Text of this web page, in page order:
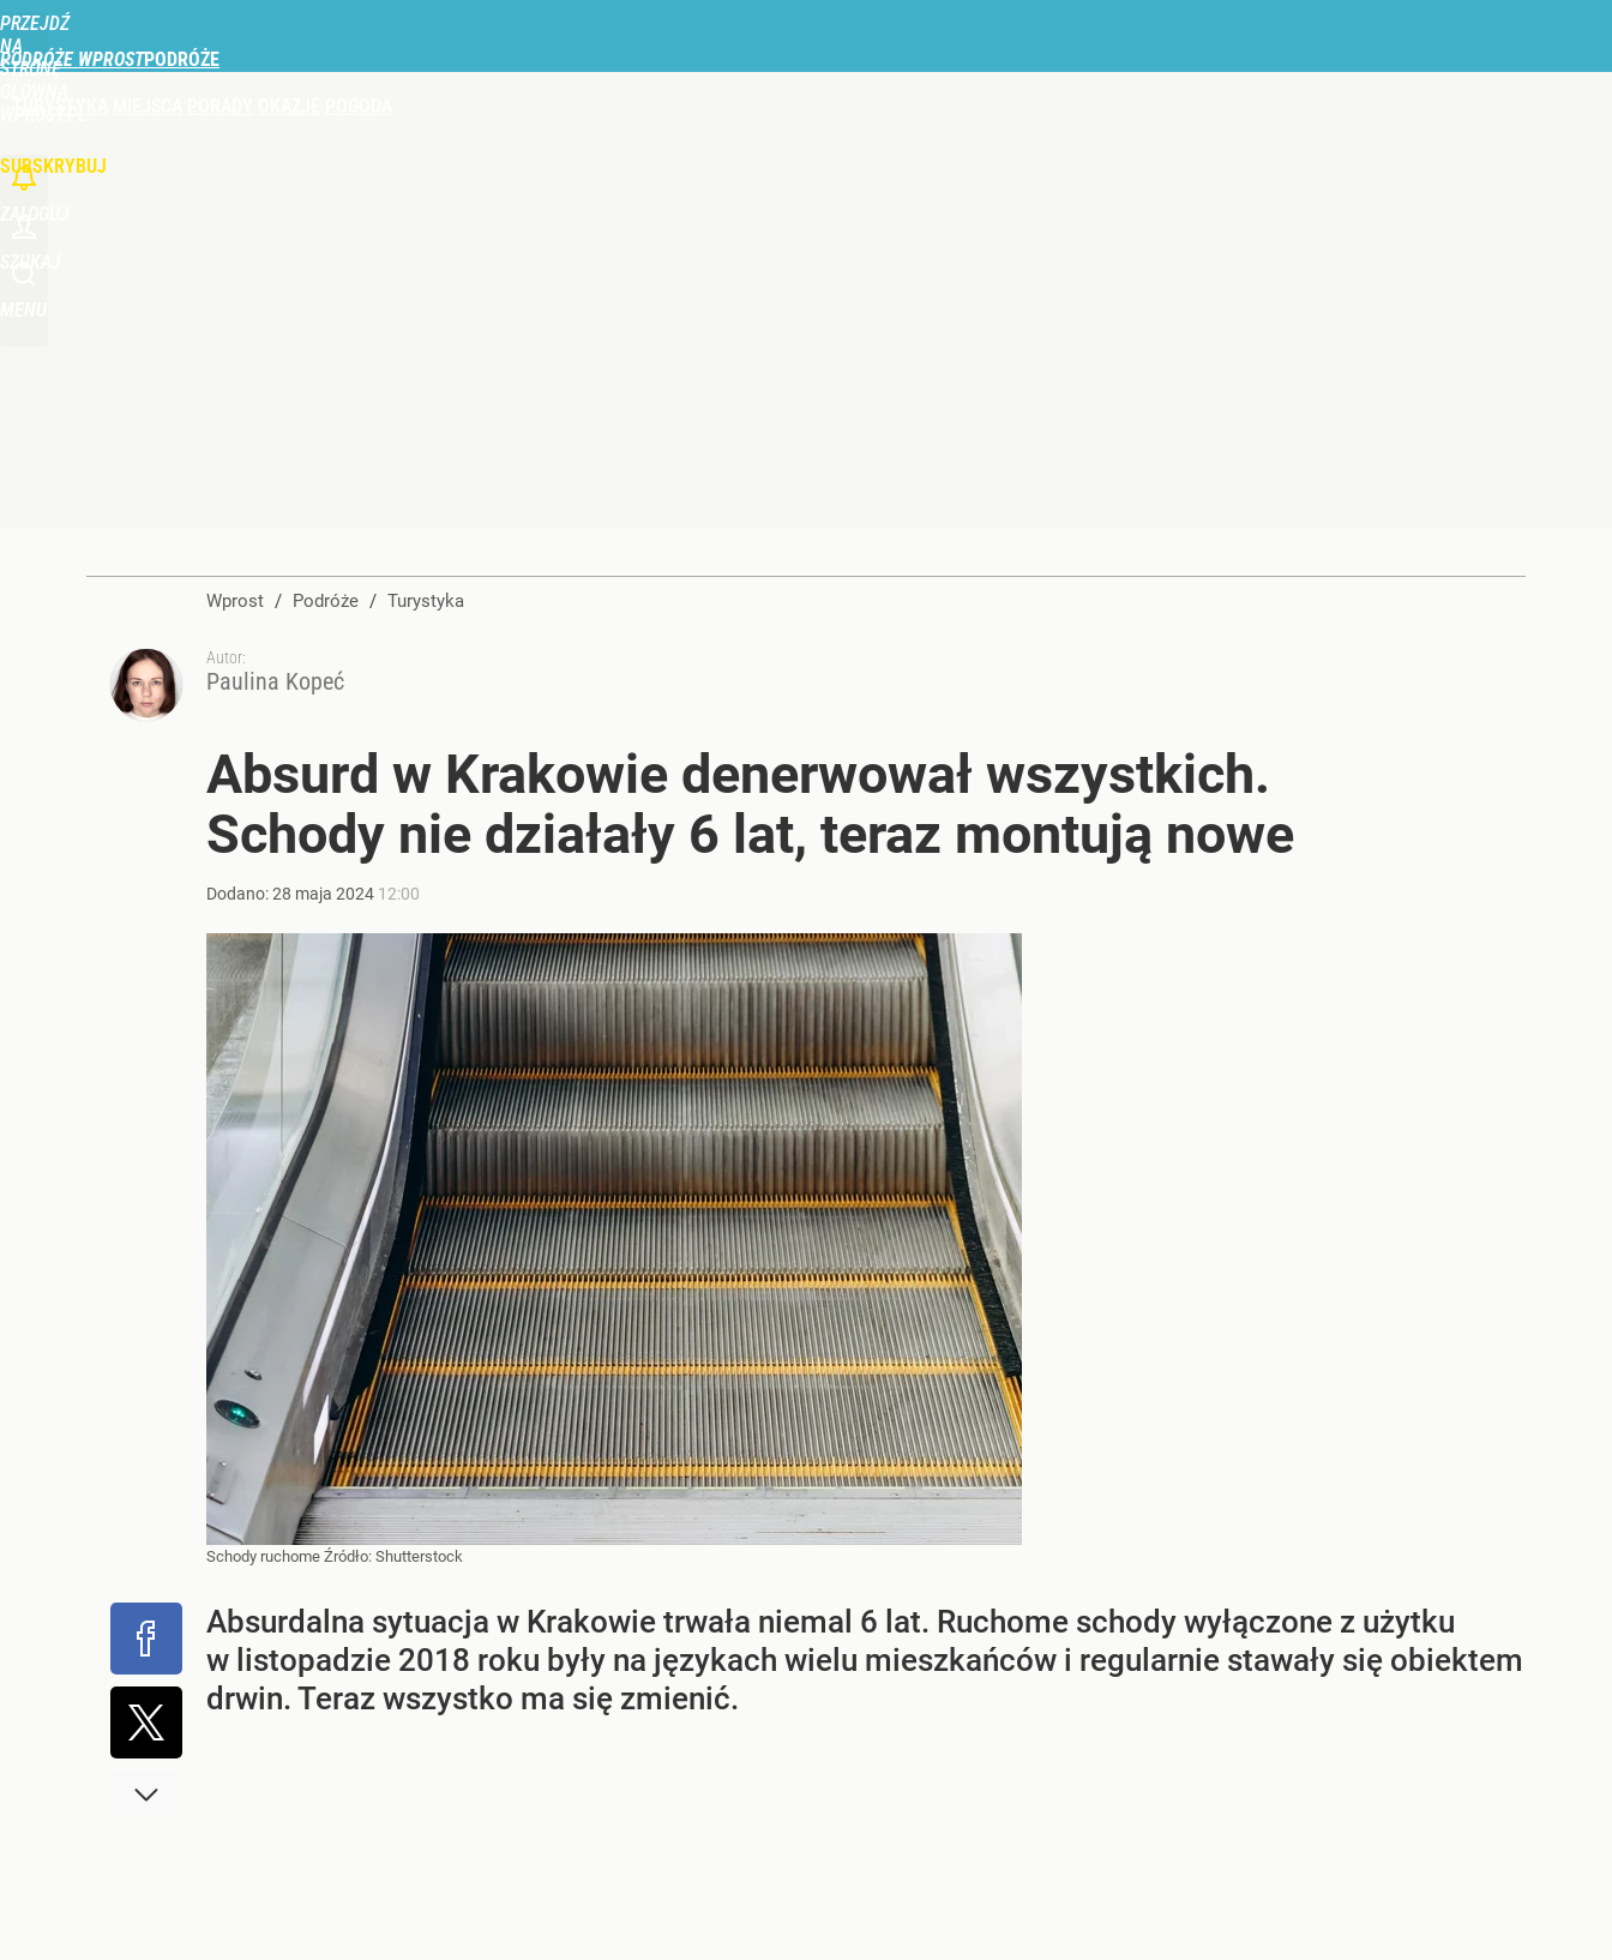
PRZEJDŹ
NA
STRONĘ
PODRÓŻE WPROST
SUBSKRYBUJ
Wprost / Podróże / Turystyka
Autor:
Paulina Kopeć
Absurd w Krakowie denerwował wszystkich.
Schody nie działały 6 lat, teraz montują nowe
Dodano:28 maja 2024 12:00
Schody ruchome Źródło: Shutterstock
Absurdalna sytuacja w Krakowie trwała niemal 6 lat. Ruchome schody wyłączone z użytku
w listopadzie 2018 roku były na językach wielu mieszkańców i regularnie stawały się obiektem
drwin. Teraz wszystko ma się zmienić.